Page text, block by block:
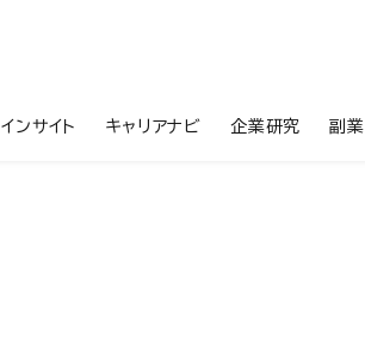
インサイト キャリアナビ 企業研究 副業